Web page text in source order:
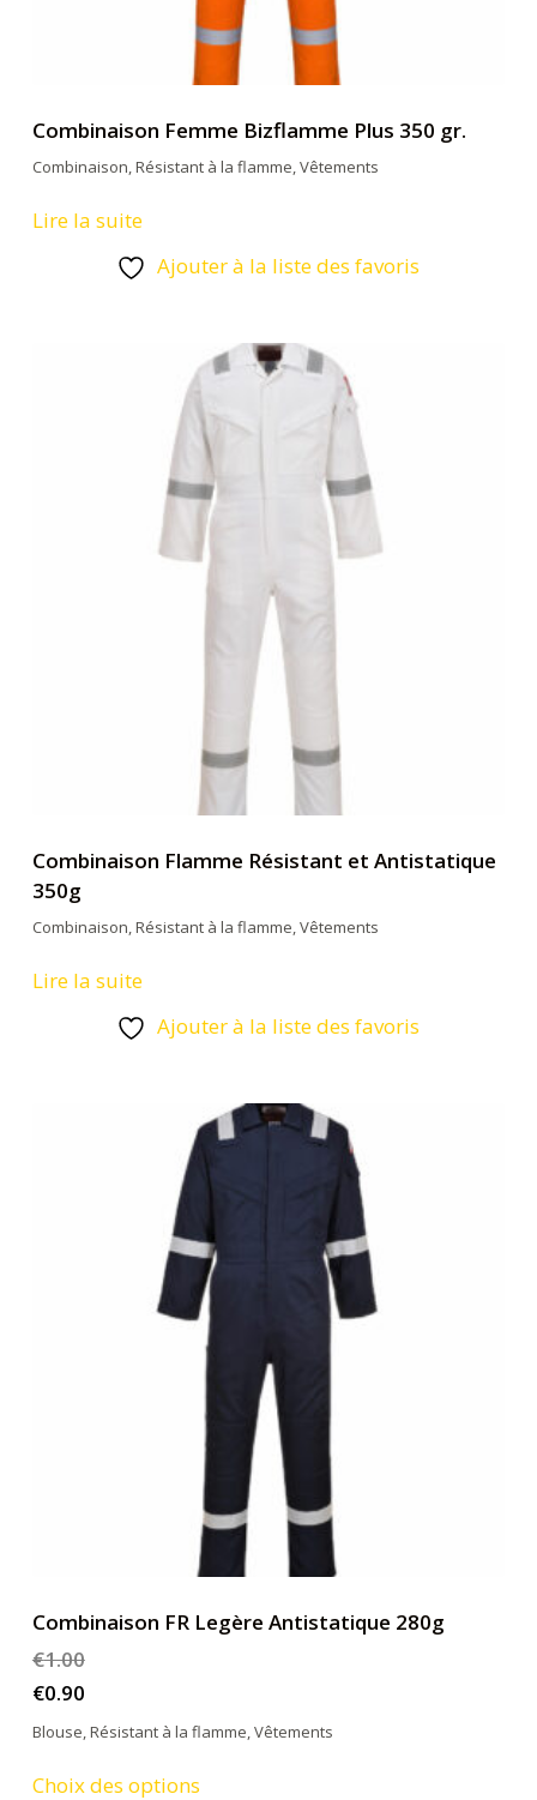
Combinaison Femme Bizflamme Plus 350 gr.
Combinaison,Résistant à la flamme,Vêtements
Lire la suite
Ajouter à la liste des favoris
Combinaison Flamme Résistant et Antistatique
350g
Combinaison,Résistant à la flamme,Vêtements
Lire la suite
Ajouter à la liste des favoris
Combinaison FR Legère Antistatique 280g
€1.00
€0.90
Blouse,Résistant à la flamme,Vêtements
Choix des optionsCe